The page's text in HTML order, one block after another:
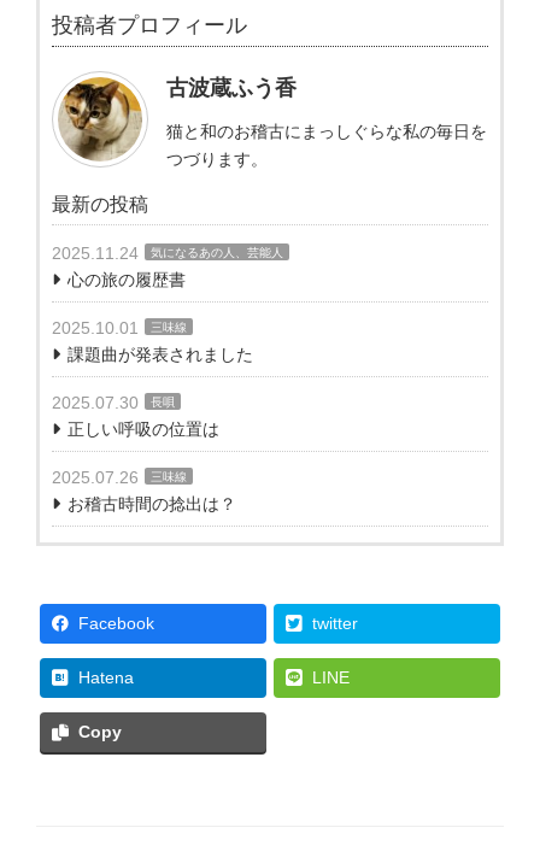
投稿者プロフィール
古波蔵ふう香
猫と和のお稽古にまっしぐらな私の毎日を
つづります。
最新の投稿
2025.11.24 気になるあの人、芸能人
心の旅の履歴書
2025.10.01 三味線
課題曲が発表されました
2025.07.30 長唄
正しい呼吸の位置は
2025.07.26 三味線
お稽古時間の捻出は？
Facebook twitter
Hatena LINE
Copy